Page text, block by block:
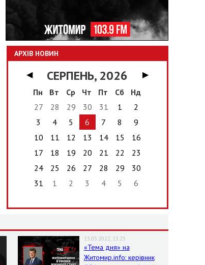
АРХІВ НОВИН
◀ СЕРПЕНЬ, 2026
▶
Пн
Вт Ср Чт Пт Сб
Нд
27
28 29 30 31 1
2
3
4 5 6 7 8
9
10
11 12 13 14 15
16
17
18 19 20 21 22
23
24
25 26 27 28 29
30
31
1 2 3 4 5 6
13.05.2022, 13:25
«Тема дня» на
Житомир.info: керівник